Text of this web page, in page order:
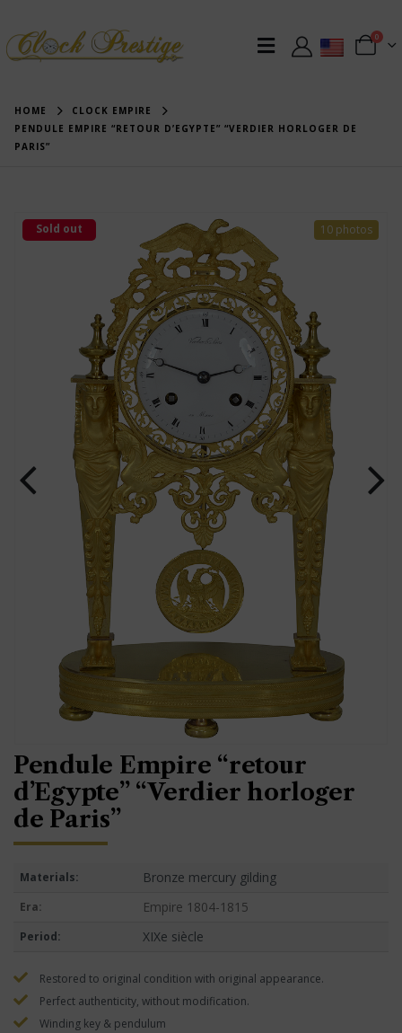
0
HOME
CLOCK EMPIRE
PENDULE EMPIRE “RETOUR D’EGYPTE” “VERDIER HORLOGER DE
PARIS”
10 photos
Sold out
Pendule Empire “retour
d’Egypte” “Verdier horloger
de Paris”
Materials: Bronze mercury gilding
Era: Empire 1804-1815
Period: XIXe siècle
Restored to original condition with original appearance.
Perfect authenticity, without modification.
Winding key & pendulum